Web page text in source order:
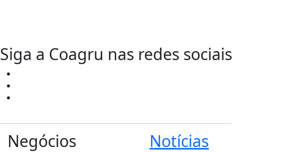
Siga a Coagru nas redes sociais
Negócios
Notícias